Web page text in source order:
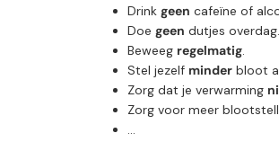
Drink geen cafeïne of
Doe geen dutjes overdag.
Beweeg regelmatig
Stel jezelf minder bloot
Zorg dat je verwarming
Zorg voor meer